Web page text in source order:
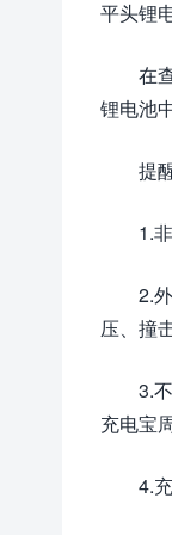
平头锂
在
锂电池
提
1.
2.
压、撞
3.
充电宝
4.